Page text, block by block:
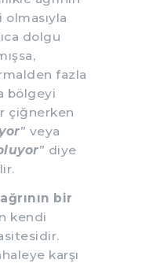
dolgu
fazla
bölgeyi
çiğnerken
” veya
” diye
bir
kendi
karşı